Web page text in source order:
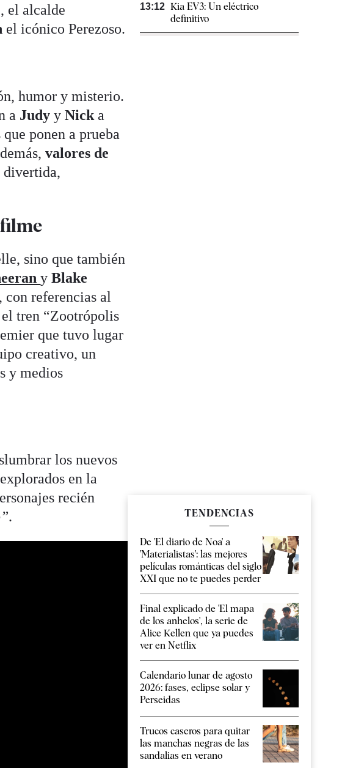
el alcalde
el icónico Perezoso.
humor y misterio.
a Judy yNicka
ponen a prueba
valores de
divertida,
sino que también
yBlake
referencias al
tren “Zootrópolis
que tuvo lugar
creativo, un
y medios
los nuevos
en la
recién
.
13:12 Kia EV3: Un eléctrico
definitivo
TENDENCIAS
De 'El diario de Noa' a
'Materialistas': las mejores
películas románticas del siglo
XXI que no te puedes perder
Final explicado de 'El mapa
de los anhelos', la serie de
Alice Kellen que ya puedes
ver en Netflix
Calendario lunar de agosto
2026: fases, eclipse solar y
Perseidas
Trucos caseros para quitar
las manchas negras de las
sandalias en verano